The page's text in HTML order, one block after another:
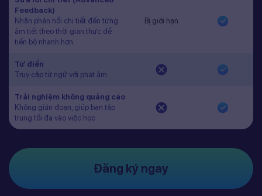
Feedback)
Nhận phản hồi chi tiết đến từng
âm tiết theo thời gian thực để
tiến bộ nhanh hơn.
Bị giới hạn
Từ điển
Truy cập từ ngữ với phát âm
Trải nghiệm không quảng cáo
Không gián đoạn, giúp bạn tập
trung tối đa vào việc học.
Đăng ký ngay